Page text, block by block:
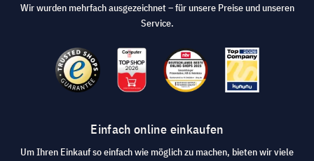
Wir wurden mehrfach ausgezeichnet – für unsere Preise und unseren
Service.
Einfach online einkaufen
Um Ihren Einkauf so einfach wie möglich zu machen, bieten wir viele